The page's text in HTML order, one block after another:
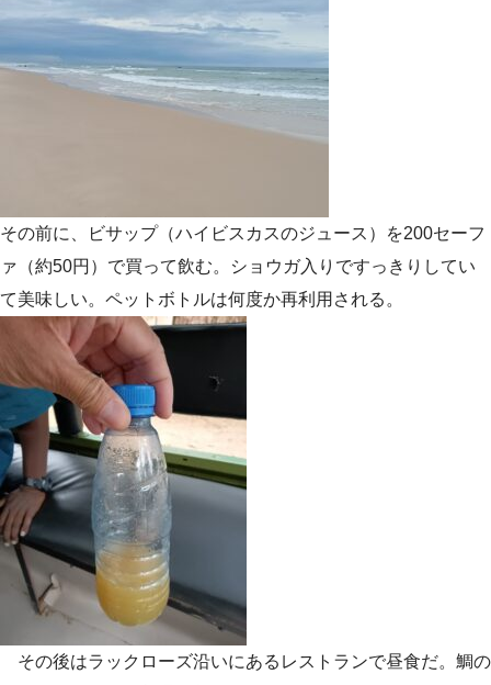
その前に、ビサップ（ハイビスカスのジュース）を200セーフ
ァ（約50円）で買って飲む。ショウガ入りですっきりしてい
て美味しい。ペットボトルは何度か再利用される。
その後はラックローズ沿いにあるレストランで昼食だ。鯛の